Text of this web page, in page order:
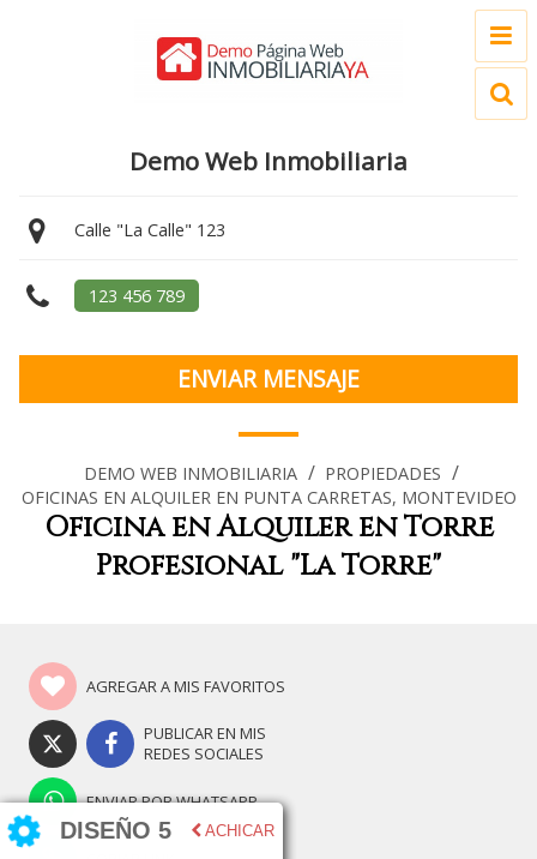
DISEÑO 5 ACHICAR
Demo Web Inmobiliaria
Calle "La Calle" 123
123 456 789
ENVIAR MENSAJE
DEMO WEB INMOBILIARIA / PROPIEDADES /
OFICINAS EN ALQUILER EN PUNTA CARRETAS, MONTEVIDEO
Oficina en Alquiler en Torre
Profesional "La Torre"
AGREGAR A MIS FAVORITOS
PUBLICAR EN MIS
REDES SOCIALES
ENVIAR POR WHATSAPP